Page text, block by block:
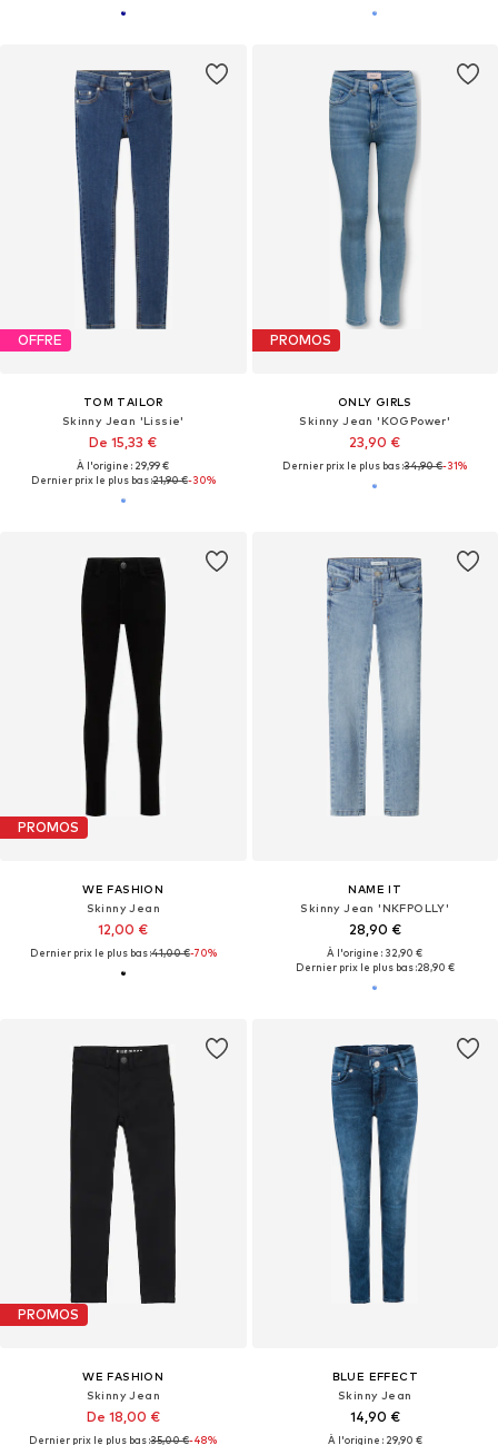
OFFRE
TOM TAILOR
Skinny Jean 'Lissie'
De 15,33 €
À l'origine : 29,99 €
Dernier prix le plus bas :21,90 €-30%
PROMOS
ONLY GIRLS
Skinny Jean 'KOGPower'
23,90 €
Dernier prix le plus bas :34,90 €-31%
PROMOS
WE FASHION
Skinny Jean
12,00 €
Dernier prix le plus bas :41,00 €-70%
NAME IT
Skinny Jean 'NKFPOLLY'
28,90 €
À l'origine : 32,90 €
Dernier prix le plus bas :28,90 €
PROMOS
WE FASHION
Skinny Jean
De 18,00 €
Dernier prix le plus bas :35,00 €-48%
BLUE EFFECT
Skinny Jean
14,90 €
À l'origine : 29,90 €